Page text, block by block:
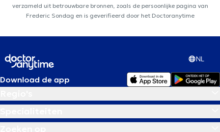
verzameld uit betrouwbare bronnen, zoals de persoonlijke pagina van
Frederic Sondag en is geverifieerd door het Doctoranytime
NL
Download de app